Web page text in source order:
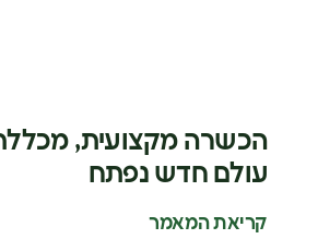
הכשרה מקצועית,
עולם חדש נפתח
קריאת המאמר